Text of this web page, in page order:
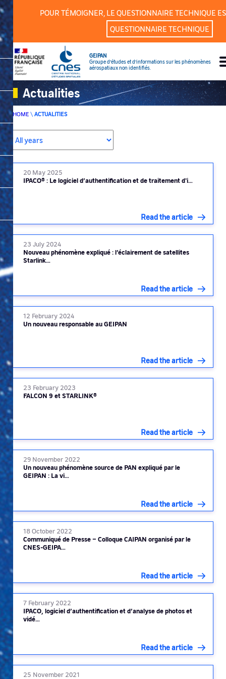
Cookies management panel
POUR TÉMOIGNER, LE QUESTIONNAIRE TECHNIQUE
QUESTIONNAIRE TECHNIQUE
GEIPAN
Groupe d’études et d’informations sur les phénomènes
aérospatiaux non identifiés.
Actualities
HOME \ ACTUALITIES
20 May 2025
IPACO® : Le logiciel d’authentification et de traitement d'i…
Read the article
23 July 2024
Nouveau phénomène expliqué : l’éclairement de satellites
Starlink…
Read the article
12 February 2024
Un nouveau responsable au GEIPAN
Read the article
23 February 2023
FALCON 9 et STARLINK®
Read the article
29 November 2022
Un nouveau phénomène source de PAN expliqué par le
GEIPAN : La vi…
Read the article
18 October 2022
Communiqué de Presse – Colloque CAIPAN organisé par le
CNES-GEIPA…
Read the article
7 February 2022
IPACO, logiciel d’authentification et d’analyse de photos et
vidé…
Read the article
25 November 2021